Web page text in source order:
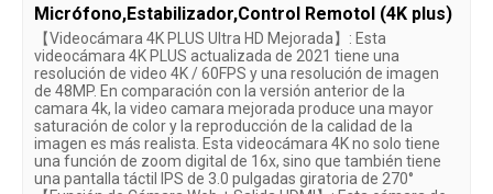
Micrófono,Estabilizador,Control Remotol (4K plus)
【Videocámara 4K PLUS Ultra HD Mejorada】: Esta
videocámara 4K PLUS actualizada de 2021 tiene una
resolución de video 4K / 60FPS y una resolución de imagen
de 48MP. En comparación con la versión anterior de la
camara 4k, la video camara mejorada produce una mayor
saturación de color y la reproducción de la calidad de la
imagen es más realista. Esta videocámara 4K no solo tiene
una función de zoom digital de 16x, sino que también tiene
una pantalla táctil IPS de 3.0 pulgadas giratoria de 270°